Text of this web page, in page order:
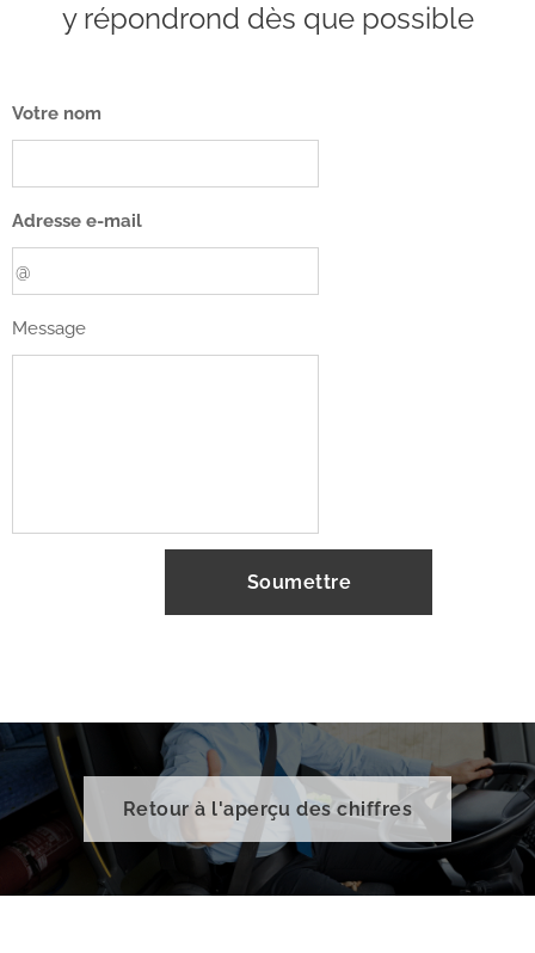
y répondrond dès que possible
Votre nom
Adresse e-mail
Message
Soumettre
Retour à l'aperçu des chiffres